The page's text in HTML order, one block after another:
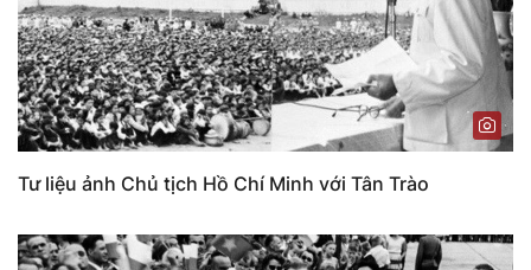
Tư liệu ảnh Chủ tịch Hồ Chí Minh với Tân Trào